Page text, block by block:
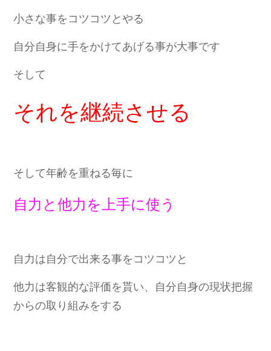
小さな事をコツコツとやる
自分自身に手をかけてあげる事が大事です
そして
それを継続させる
そして年齢を重ねる毎に
自力と他力を上手に使う
自力は自分で出来る事をコツコツと
他力は客観的な評価を貰い、自分自身の現状把握
からの取り組みをする